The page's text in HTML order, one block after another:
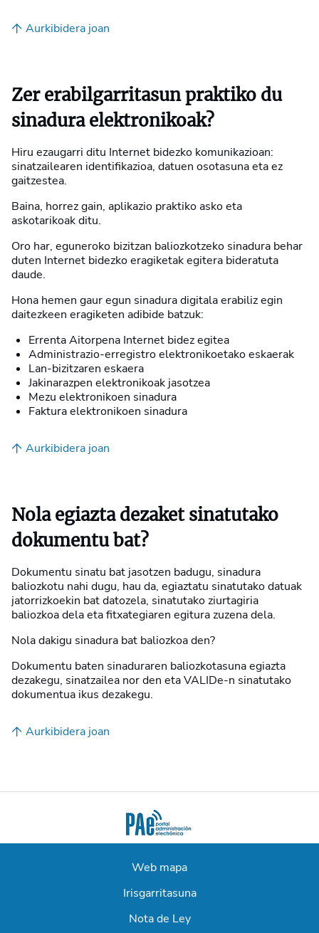
Aurkibidera joan
Zer erabilgarritasun praktiko du
sinadura elektronikoak?
Hiru ezaugarri ditu Internet bidezko komunikazioan:
sinatzailearen identifikazioa, datuen osotasuna eta ez
gaitzestea.
Baina, horrez gain, aplikazio praktiko asko eta
askotarikoak ditu.
Oro har, eguneroko bizitzan baliozkotzeko sinadura behar
duten Internet bidezko eragiketak egitera bideratuta
daude.
Hona hemen gaur egun sinadura digitala erabiliz egin
daitezkeen eragiketen adibide batzuk:
Errenta Aitorpena Internet bidez egitea
Administrazio-erregistro elektronikoetako eskaerak
Lan-bizitzaren eskaera
Jakinarazpen elektronikoak jasotzea
Mezu elektronikoen sinadura
Faktura elektronikoen sinadura
Aurkibidera joan
Nola egiazta dezaket sinatutako
dokumentu bat?
Dokumentu sinatu bat jasotzen badugu, sinadura
baliozkotu nahi dugu, hau da, egiaztatu sinatutako datuak
jatorrizkoekin bat datozela, sinatutako ziurtagiria
baliozkoa dela eta fitxategiaren egitura zuzena dela.
Nola dakigu sinadura bat baliozkoa den?
Dokumentu baten sinaduraren baliozkotasuna egiazta
dezakegu, sinatzailea nor den eta VALIDe-n sinatutako
dokumentua ikus dezakegu.
Aurkibidera joan
Web mapa
Irisgarritasuna
Nota de Ley